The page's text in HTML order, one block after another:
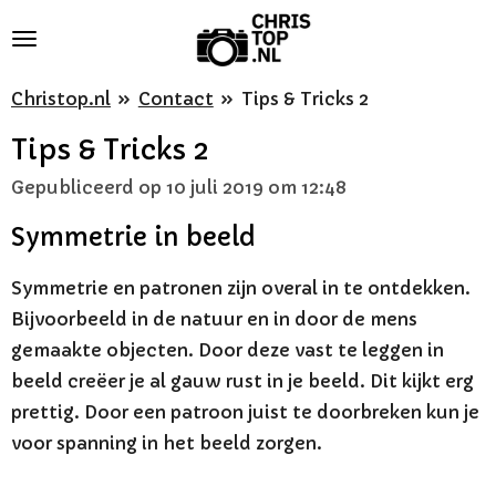
naar
hoofdinhoud
Christop.nl » Contact » Tips & Tricks 2
Tips & Tricks 2
Gepubliceerd op 10 juli 2019 om 12:48
Symmetrie in beeld
Symmetrie en patronen zijn overal in te ontdekken.
Bijvoorbeeld in de natuur en in door de mens
gemaakte objecten. Door deze vast te leggen in
beeld creëer je al gauw rust in je beeld. Dit kijkt erg
prettig. Door een patroon juist te doorbreken kun je
voor spanning in het beeld zorgen.